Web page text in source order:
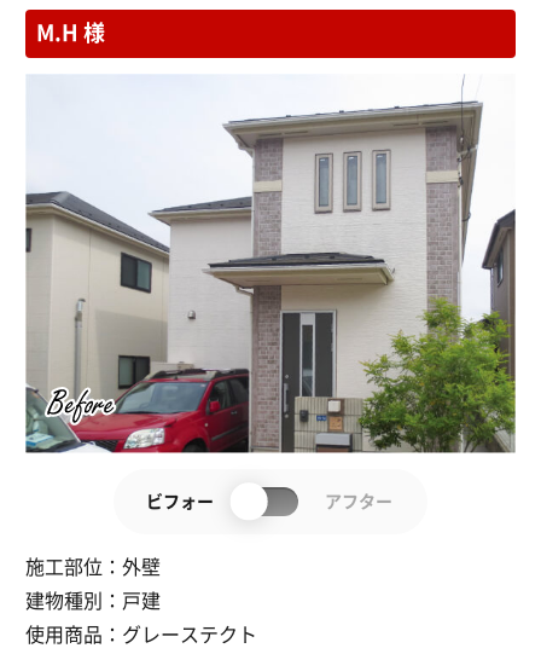
M.H 様
施工部位：外壁
建物種別： 戸建
使用商品： グレーステクト
ビフォー アフター